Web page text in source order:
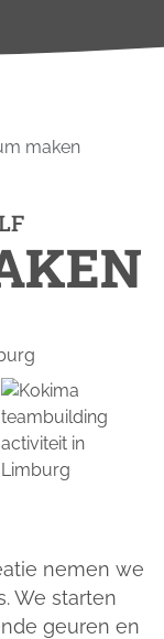
maken
nemen we
We starten
geuren en